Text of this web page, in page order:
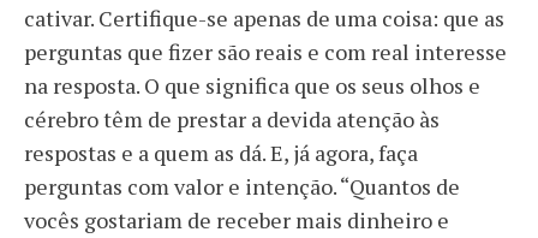
cativar. Certifique-se apenas de uma coisa: que as
perguntas que fizer são reais e com real interesse
na resposta. O que significa que os seus olhos e
cérebro têm de prestar a devida atenção às
respostas e a quem as dá. E, já agora, faça
perguntas com valor e intenção. “Quantos de
vocês gostariam de receber mais dinheiro e